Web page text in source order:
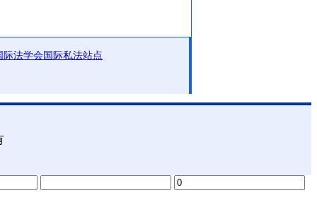
际法学会国际私法站点